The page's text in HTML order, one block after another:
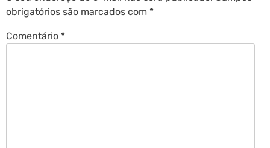
obrigatórios são marcados com *
Comentário *